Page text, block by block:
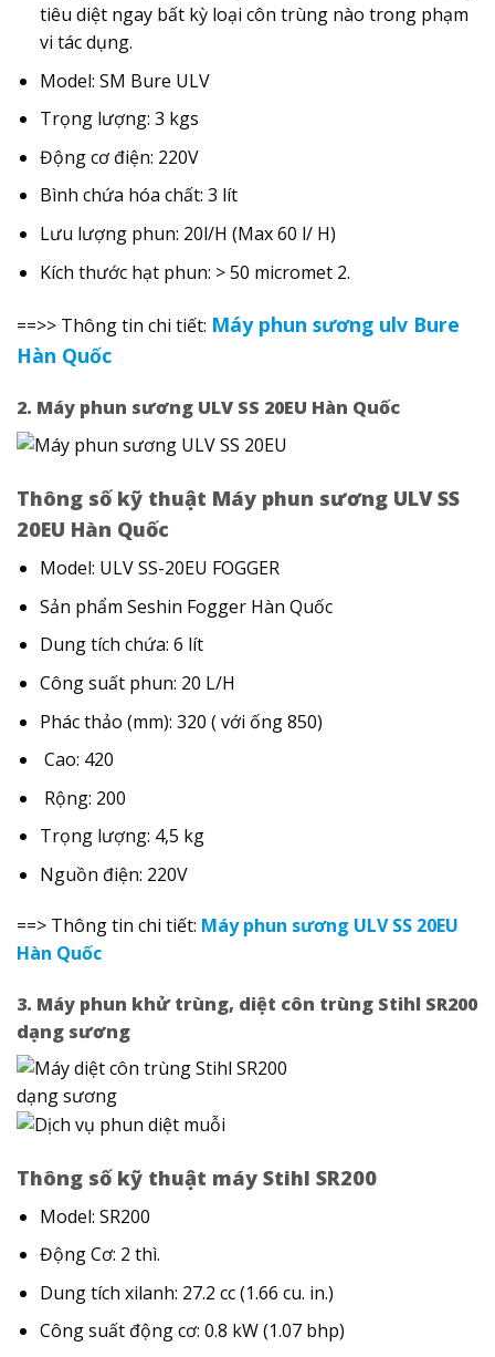
tiêu diệt ngay bất kỳ loại côn trùng nào trong phạm
vi tác dụng.
Model: SM Bure ULV
Trọng lượng: 3 kgs
Động cơ điện: 220V
Bình chứa hóa chất: 3 lít
Lưu lượng phun: 20l/H (Max 60 l/ H)
Kích thước hạt phun: > 50 micromet 2.
==>> Thông tin chi tiết: Máy phun sương ulv Bure
Hàn Quốc
2. Máy phun sương ULV SS 20EU Hàn Quốc
Thông số kỹ thuật Máy phun sương ULV SS
20EU Hàn Quốc
Model: ULV SS-20EU FOGGER
Sản phẩm Seshin Fogger Hàn Quốc
Dung tích chứa: 6 lít
Công suất phun: 20 L/H
Phác thảo (mm): 320 ( với ống 850)
Cao: 420
Rộng: 200
Trọng lượng: 4,5 kg
Nguồn điện: 220V
==> Thông tin chi tiết: Máy phun sương ULV SS 20EU
Hàn Quốc
3. Máy phun khử trùng, diệt côn trùng Stihl SR200
dạng sương
Thông số kỹ thuật máy Stihl SR200
Model: SR200
Động Cơ: 2 thì.
Dung tích xilanh: 27.2 cc (1.66 cu. in.)
Công suất động cơ: 0.8 kW (1.07 bhp)